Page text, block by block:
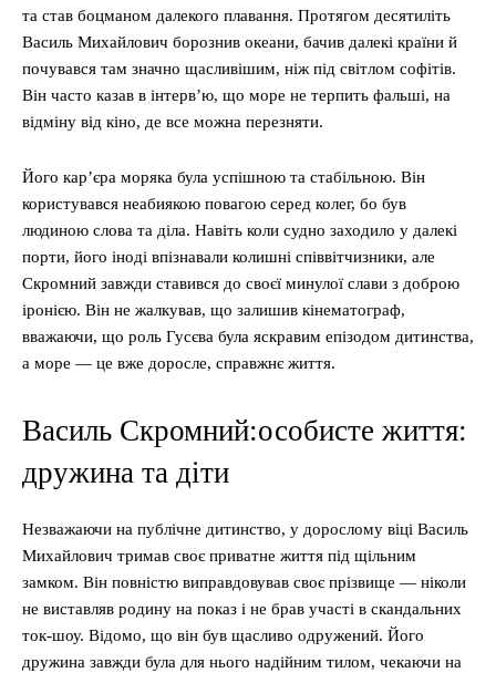
та став боцманом далекого плавання. Протягом десятиліть
Василь Михайлович борознив океани, бачив далекі країни й
почувався там значно щасливішим, ніж під світлом софітів.
Він часто казав в інтерв’ю, що море не терпить фальші, на
відміну від кіно, де все можна перезняти.
Його кар’єра моряка була успішною та стабільною. Він
користувався неабиякою повагою серед колег, бо був
людиною слова та діла. Навіть коли судно заходило у далекі
порти, його іноді впізнавали колишні співвітчизники, але
Скромний завжди ставився до своєї минулої слави з доброю
іронією. Він не жалкував, що залишив кінематограф,
вважаючи, що роль Гусєва була яскравим епізодом дитинства,
а море — це вже доросле, справжнє життя.
Василь Скромний:особисте життя:
дружина та діти
Незважаючи на публічне дитинство, у дорослому віці Василь
Михайлович тримав своє приватне життя під щільним
замком. Він повністю виправдовував своє прізвище — ніколи
не виставляв родину на показ і не брав участі в скандальних
ток-шоу. Відомо, що він був щасливо одружений. Його
дружина завжди була для нього надійним тилом, чекаючи на